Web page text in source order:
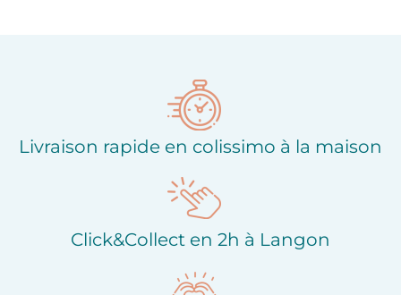
Livraison rapide en colissimo à la maison
Click&Collect en 2h à Langon